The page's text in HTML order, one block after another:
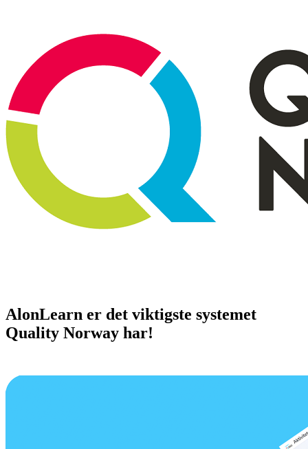
AlonLearn er det viktigste systemet
Quality Norway har!